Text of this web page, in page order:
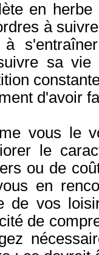
en
à
à
sa
d'avoir
vous le
le
ou de
en
de vos
de